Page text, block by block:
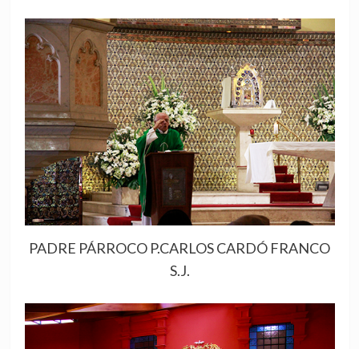
PADRE PÁRROCO P.CARLOS CARDÓ FRANCO
S.J.